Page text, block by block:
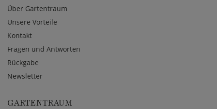
Über Gartentraum
Unsere Vorteile
Kontakt
Fragen und Antworten
Rückgabe
Newsletter
GARTENTRAUM